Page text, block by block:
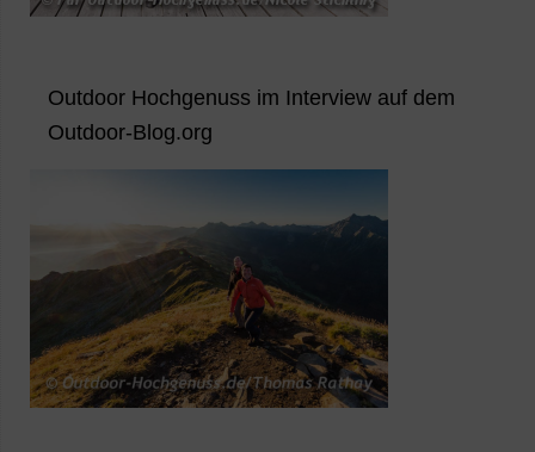
Outdoor Hochgenuss im Interview auf dem
Outdoor-Blog.org